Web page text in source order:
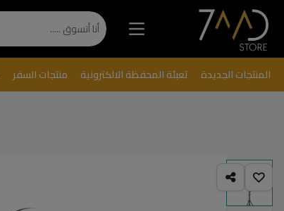
المنتجات الجديدة تعبئة المحفظة الالكترونية منتجات السفر